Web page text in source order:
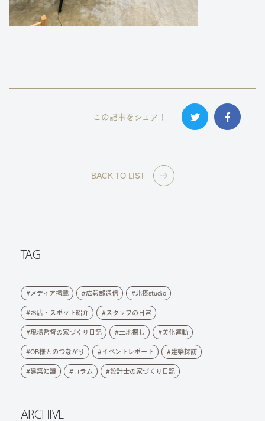
この記事をシェア！
BACK TO LIST
TAG
メディア掲載 広報部通信 北摂studio
お店・スポット紹介 スタッフの日常
現場監督の家づくり日記 土地探し 美化運動
OB様とのつながり イベントレポート 建築探訪
建築知識 コラム 設計士の家づくり日記
ARCHIVE